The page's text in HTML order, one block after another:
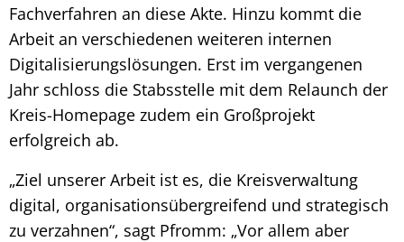
Fachverfahren an diese Akte. Hinzu kommt die
Arbeit an verschiedenen weiteren internen
Digitalisierungslösungen. Erst im vergangenen
Jahr schloss die Stabsstelle mit dem Relaunch der
Kreis-Homepage zudem ein Großprojekt
erfolgreich ab.
„Ziel unserer Arbeit ist es, die Kreisverwaltung
digital, organisationsübergreifend und strategisch
zu verzahnen“, sagt Pfromm: „Vor allem aber